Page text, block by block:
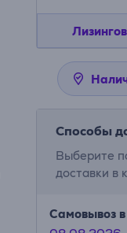
Способы
Выберите
доставки в
Самовывоз